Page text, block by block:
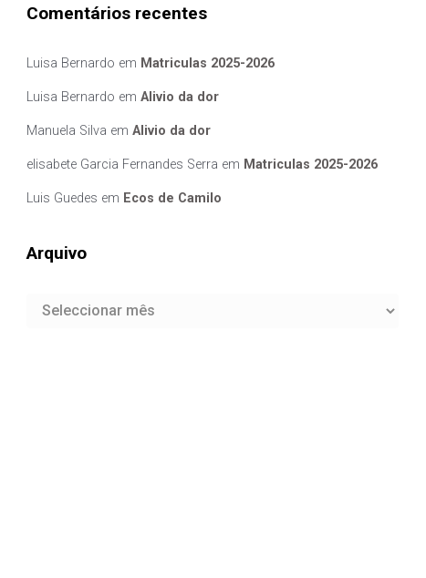
Comentários recentes
Luisa Bernardo em Matriculas 2025-2026
Luisa Bernardo em Alivio da dor
Manuela Silva em Alivio da dor
elisabete Garcia Fernandes Serra em Matriculas 2025-2026
Luis Guedes em Ecos de Camilo
Arquivo
Arquivo